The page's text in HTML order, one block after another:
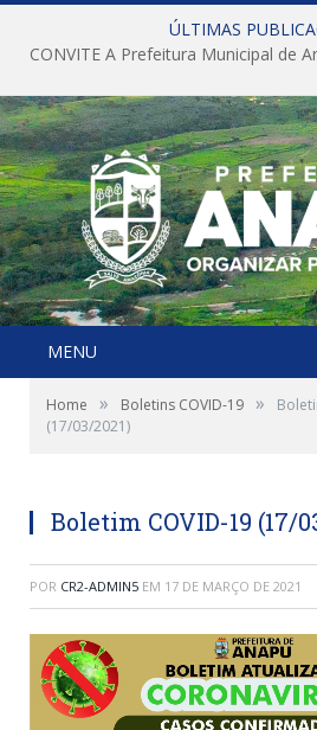
ÚLTIMAS
MENU
Home » Boletins COVID-19 »
(17/03/2021)
Boletim COVID-19 (17/
POR CR2-ADMIN5 EM 17 DE MARÇO DE 2021